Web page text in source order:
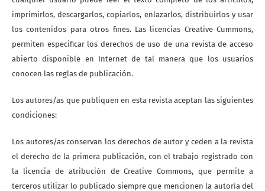
imprimirlos, descargarlos, copiarlos, enlazarlos, distribuirlos y usar
los contenidos para otros fines. Las licencias Creative Cummons,
permiten especificar los derechos de uso de una revista de acceso
abierto disponible en Internet de tal manera que los usuarios
conocen las reglas de publicación.
Los autores/as que publiquen en esta revista aceptan las siguientes
condiciones:
Los autores/as conservan los derechos de autor y ceden a la revista
el derecho de la primera publicación, con el trabajo registrado con
la licencia de atribución de Creative Commons, que permite a
terceros utilizar lo publicado siempre que mencionen la autoría del